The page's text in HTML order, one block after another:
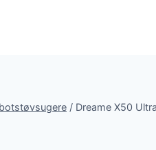
/ Dreame X50